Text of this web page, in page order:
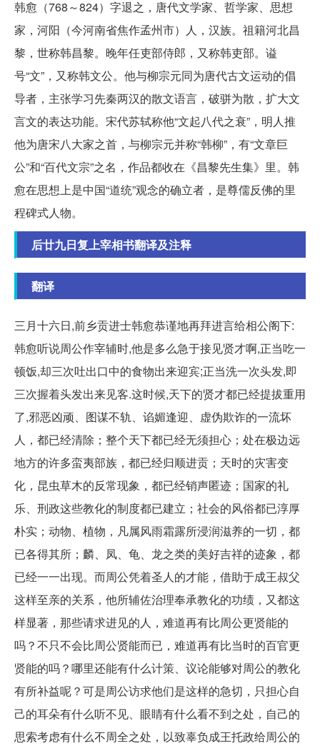
韩愈（768～824）字退之，唐代文学家、哲学家、思想
家，河阳（今河南省焦作孟州市）人，汉族。祖籍河北昌
黎，世称韩昌黎。晚年任吏部侍郎，又称韩吏部。谥
号“文”，又称韩文公。他与柳宗元同为唐代古文运动的倡
导者，主张学习先秦两汉的散文语言，破骈为散，扩大文
言文的表达功能。宋代苏轼称他“文起八代之衰”，明人推
他为唐宋八大家之首，与柳宗元并称“韩柳”，有“文章巨
公”和“百代文宗”之名，作品都收在《昌黎先生集》里。韩
愈在思想上是中国“道统”观念的确立者，是尊儒反佛的里
程碑式人物。
后廿九日复上宰相书翻译及注释
翻译
三月十六日,前乡贡进士韩愈恭谨地再拜进言给相公阁下:
韩愈听说周公作宰辅时,他是多么急于接见贤才啊,正当吃一
顿饭,却三次吐出口中的食物出来迎宾;正当洗一次头发,即
三次握着头发出来见客.这时候,天下的贤才都已经提拔重用
了,邪恶凶顽、图谋不轨、谄媚逢迎、虚伪欺诈的一流坏
人，都已经清除；整个天下都已经无须担心；处在极边远
地方的许多蛮夷部族，都已经归顺进贡；天时的灾害变
化，昆虫草木的反常现象，都已经销声匿迹；国家的礼
乐、刑政这些教化的制度都已建立；社会的风俗都已淳厚
朴实；动物、植物，凡属风雨霜露所浸润滋养的一切，都
已各得其所；麟、凤、龟、龙之类的美好吉祥的迹象，都
已经一一出现。而周公凭着圣人的才能，借助于成王叔父
这样至亲的关系，他所辅佐治理奉承教化的功绩，又都这
样显著，那些请求进见的人，难道再有比周公更贤能的
吗？不只不会比周公贤能而已，难道再有比当时的百官更
贤能的吗？哪里还能有什么计策、议论能够对周公的教化
有所补益呢？可是周公访求他们是这样的急切，只担心自
己的耳朵有什么听不见、眼睛有什么看不到之处，自己的
思索考虑有什么不周全之处，以致辜负成王托政给周公的